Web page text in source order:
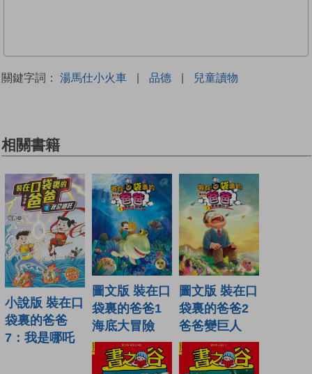
關鍵字詞： 湯馬仕小火車 | 品德 | 兒童讀物
相關書籍
小說版 裝在口
袋裏的爸爸
7：我是哪吒
圖文版 裝在口
袋裏的爸爸1
海底大冒險
圖文版 裝在口
袋裏的爸爸2
爸爸變巨人